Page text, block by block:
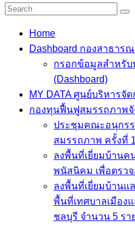
Home
Dashboard กองสาธาร
กรอกข้อมูลสำหรั
(Dashboard)
MY DATA ศูนย์บริหารจั
กองทุนฟื้นฟูสมรรถภาพ
ประชุมคณะอนุกร
สมรรถภาพ ครั้งที่
ลงพื้นที่เยี่ยมบ้านค
พนัสนิคม เพื่อตรวจ
ลงพื้นที่เยี่ยมบ้านแ
เทศบาลเมืองแสนสุ
จำนวน 5 ราย งบ